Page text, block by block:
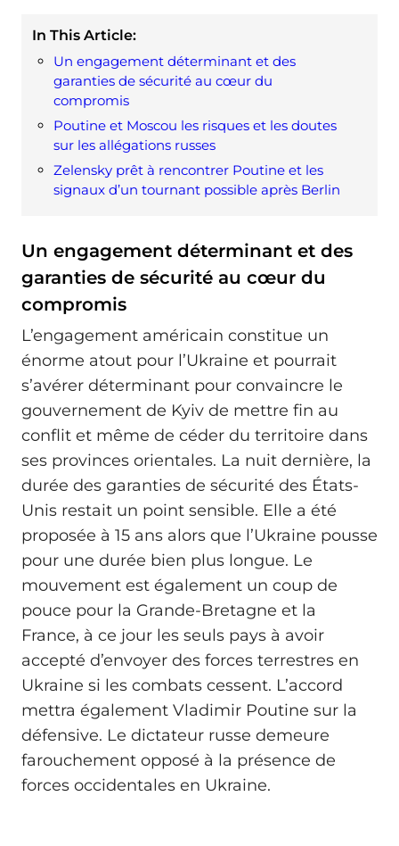
In This Article:
Un engagement déterminant et des
garanties de sécurité au cœur du
compromis
Poutine et Moscou les risques et les doutes
sur les allégations russes
Zelensky prêt à rencontrer Poutine et les
signaux d’un tournant possible après Berlin
Un engagement déterminant et des
garanties de sécurité au cœur du
compromis
L’engagement américain constitue un
énorme atout pour l’Ukraine et pourrait
s’avérer déterminant pour convaincre le
gouvernement de Kyiv de mettre fin au
conflit et même de céder du territoire dans
ses provinces orientales. La nuit dernière, la
durée des garanties de sécurité des États-
Unis restait un point sensible. Elle a été
proposée à 15 ans alors que l’Ukraine pousse
pour une durée bien plus longue. Le
mouvement est également un coup de
pouce pour la Grande-Bretagne et la
France, à ce jour les seuls pays à avoir
accepté d’envoyer des forces terrestres en
Ukraine si les combats cessent. L’accord
mettra également Vladimir Poutine sur la
défensive. Le dictateur russe demeure
farouchement opposé à la présence de
forces occidentales en Ukraine.